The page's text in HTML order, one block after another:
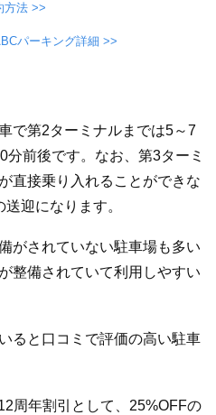
方法 >>
パーキング詳細 >>
で第2ターミナルまでは5～7
前後です。なお、第3ターミ
直接乗り入れることができな
迎になります。
がされていない駐車場も多い
整備されていて利用しやすい
ると口コミで評価の高い駐車
周年割引として、25%OFFの